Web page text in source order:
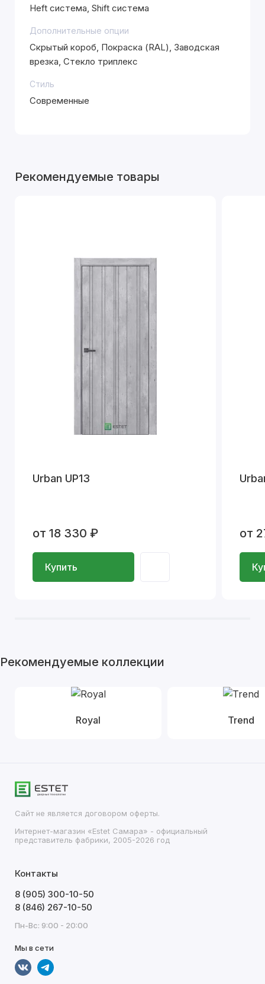
Heft система, Shift система
Дополнительные опции
Скрытый короб, Покраска (RAL), Заводская
врезка, Стекло триплекс
Стиль
Современные
Рекомендуемые товары
Urban UP13
от 18 330 ₽
Купить
от
Рекомендуемые коллекции
Royal Trend
Сайт не является договором оферты.
Интернет-магазин «Estet Самара» - официальный
представитель фабрики, 2005-2026 год
Контакты
8 (905) 300-10-50
8 (846) 267-10-50
Пн-Вс: 9:00 - 20:00
Мы в сети